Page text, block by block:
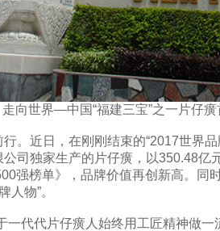
向世界—中国“福建三宝”之一片仔
近日，在刚刚结束的“2017世界品
司独家生产的片仔癀，以350.48亿
强榜单》，品牌价值再创新高。同
人物”。
代代片仔癀人始终用工匠精神做一